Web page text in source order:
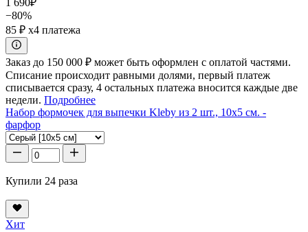
1 690₽
−80%
85 ₽ x4 платежа
Заказ до 150 000 ₽ может быть оформлен с оплатой частями.
Списание происходит равными долями, первый платеж
списывается сразу, 4 остальных платежа вносится каждые две
недели. Подробнее
Набор формочек для выпечки Kleby из 2 шт., 10x5 см. -
фарфор
Купили 24 раза
Хит